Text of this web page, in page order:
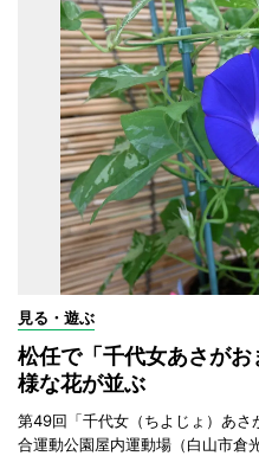
見る・遊ぶ
松任で「千代女あさが
様な花が並ぶ
第49回「千代女（ちよじょ）あさ
合運動公園屋内運動場（白山市倉